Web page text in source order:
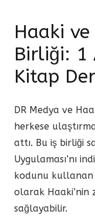
Haaki ve
Birliği: 1
Kitap
DR Medya ve
herkese
attı. Bu iş birliği
Uygulaması’nı
kodunu kullanan
olarak Haaki’nin
sağlayabilir.